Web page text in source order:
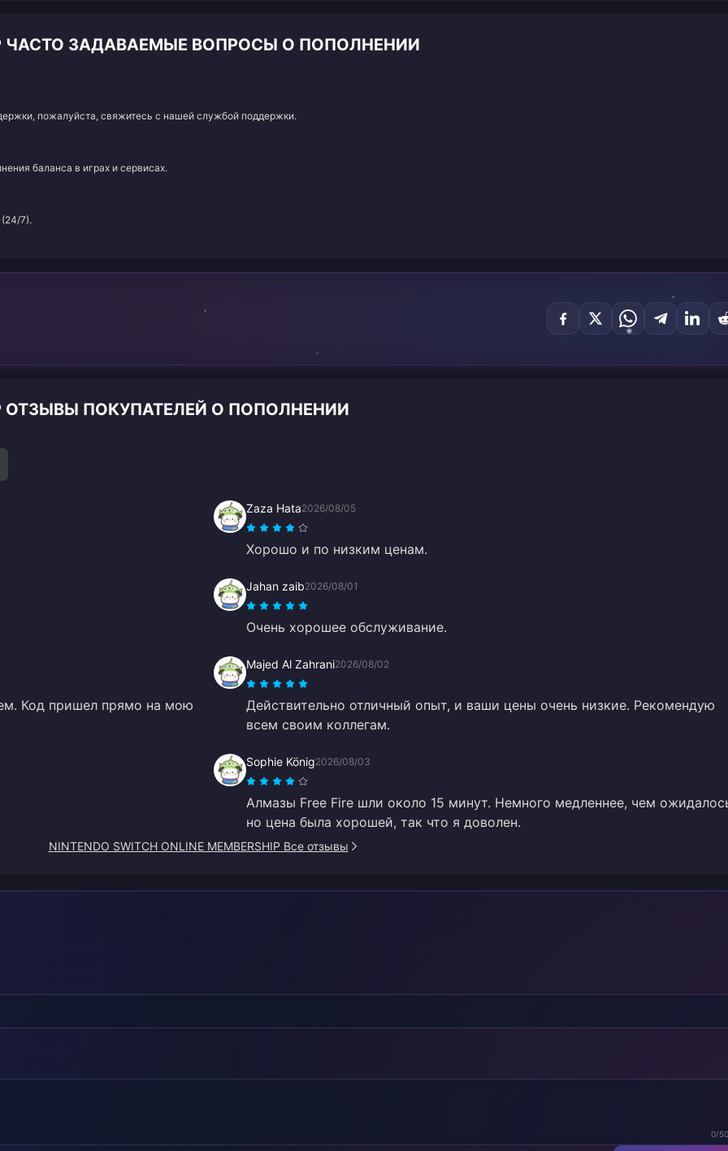
ЧАСТО ЗАДАВАЕМЫЕ ВОПРОСЫ О ПОПОЛНЕНИИ
пожалуйста, свяжитесь с нашей службой поддержки.
баланса в играх и сервисах.
7).
ОТЗЫВЫ ПОКУПАТЕЛЕЙ О ПОПОЛНЕНИИ
Zaza Hata2026/08/05
Хорошо и по низким ценам.
Jahan zaib2026/08/01
Очень хорошее обслуживание.
Код пришел прямо на мою
Majed Al Zahrani2026/08/02
Действительно отличный опыт, и ваши цены очень низкие. Рекомендую
всем своим коллегам.
Sophie König2026/08/03
Алмазы Free Fire шли около 15 минут. Немного медленнее, чем
но цена была хорошей, так что я доволен.
NINTENDO SWITCH ONLINE MEMBERSHIP Все отзывы
0/